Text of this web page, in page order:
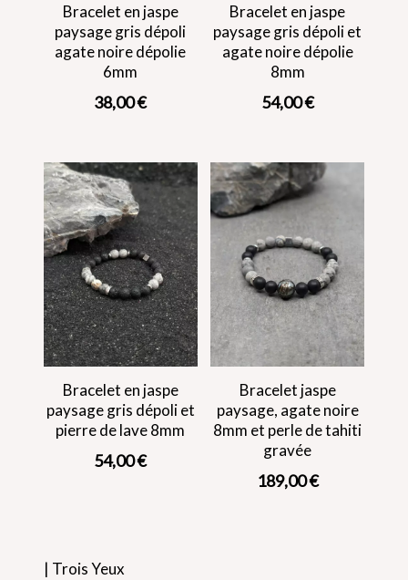
Bracelet en jaspe
paysage gris dépoli
agate noire dépolie
6mm
38,00€
Bracelet en jaspe
paysage gris dépoli et
agate noire dépolie
8mm
54,00€
Bracelet en jaspe
paysage gris dépoli et
pierre de lave 8mm
54,00€
Bracelet jaspe
paysage, agate noire
8mm et perle de tahiti
gravée
189,00€
| Trois Yeux